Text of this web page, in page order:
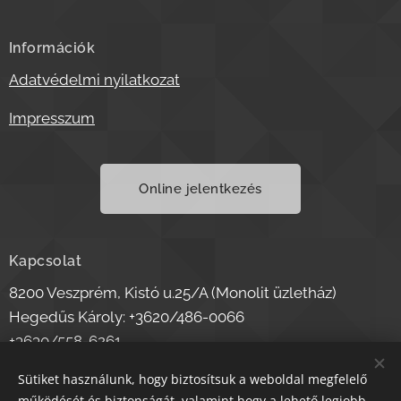
Információk
Adatvédelmi nyilatkozat
Impresszum
Online jelentkezés
Kapcsolat
8200 Veszprém, Kistó u.25/A (Monolit üzletház)
Hegedűs Károly: +3620/486-0066
+3630/558-6261
hegeduskaroly.adr@gmail.com
Sütiket használunk, hogy biztosítsuk a weboldal megfelelő